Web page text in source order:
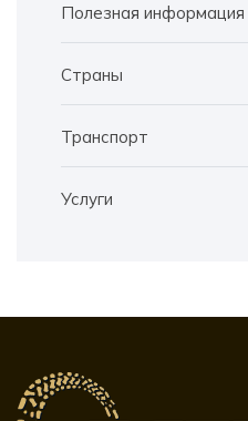
Полезная информация
Страны
Транспорт
Услуги